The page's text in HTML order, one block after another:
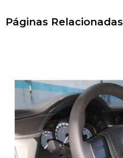
Páginas Relacionadas